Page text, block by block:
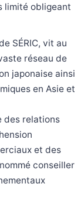
limité obligeant
SÉRIC, vit au
réseau de
japonaise ainsi
en Asie et
des relations
et des
conseiller